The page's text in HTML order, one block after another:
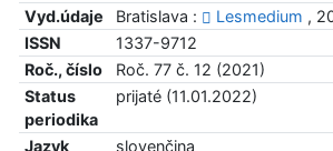
Vyd.údaje
Bratislava : Lesmedium ,
ISSN
1337-9712
Roč., číslo
Roč. 77 č. 12 (2021)
Status
periodika
prijaté (11.01.2022)
Jazyk
slovenčina